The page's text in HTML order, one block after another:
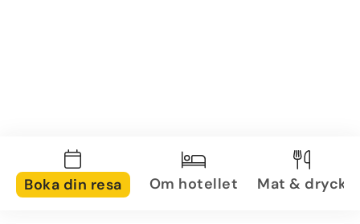
Boka din resa Om hotellet Mat & dryck